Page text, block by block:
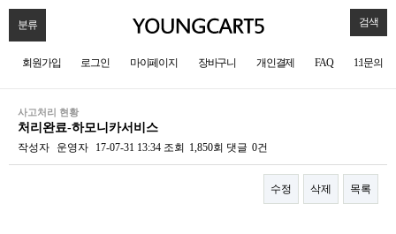
분류 검색
회원가입 로그인 마이페이지 장바구니 개인결제 FAQ 1:1문의
사고처리 현황
처리완료-하모니카서비스
작성자 운영자 17-07-31 13:34 조회 1,850회 댓글 0건
수정 삭제 목록